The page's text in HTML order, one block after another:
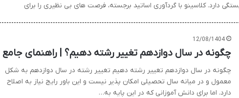
دارد. کلاسینو با گردآوری اساتید برجسته، فرصت های بی نظیری را برای
12/08/1404
چگونه در سال دوازدهم تغییر رشته دهیم؟ | راهنمای جامع
چگونه در سال دوازدهم تغییر رشته دهیم تغییر رشته در سال دوازدهم به شکل
معمول و در میانه سال تحصیلی امکان پذیر نیست و این باور رایج نیاز به اصلاح
دارد. اما برای دانش آموزانی که در این پایه به…